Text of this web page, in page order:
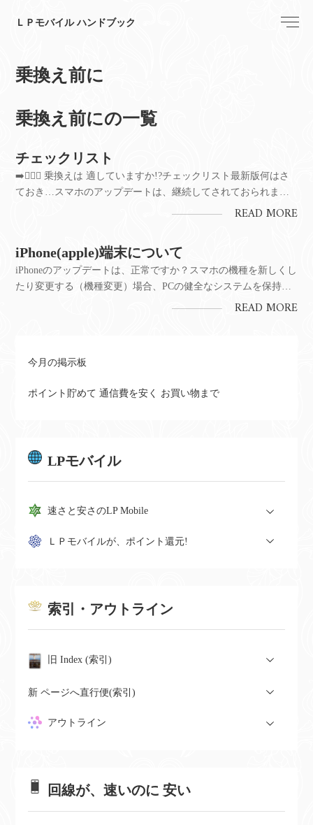
ＬＰモバイル ハンドブック
乗換え前に
乗換え前にの一覧
チェックリスト
➡️🐦‍🔥💫 乗換えは 適していますか!?チェックリスト最新版何はさ
ておき…スマホのアップデートは、継続してされておられます
か！？今後は、eSIMが、主流になってきます。SIMカードも同
READ MORE
iPhone(apple)端末について
iPhoneのアップデートは、正常ですか？スマホの機種を新しくし
たり変更する（機種変更）場合、PCの健全なシステムを保持す
るのと同様にアップデートしてない等 起動などが不安定だと、
READ MORE
今月の掲示板
ポイント貯めて 通信費を安く お買い物まで
LPモバイル
速さと安さのLP Mobile
ＬＰモバイルが、ポイント還元!
索引・アウトライン
旧 Index (索引)
新 ページへ直行便(索引)
アウトライン
回線が、速いのに 安い